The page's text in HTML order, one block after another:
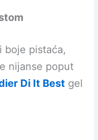
boje pistaća,
nijanse poput
Di It Best gel